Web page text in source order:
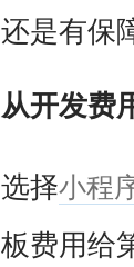
是有保
从开发费
小程
费用给